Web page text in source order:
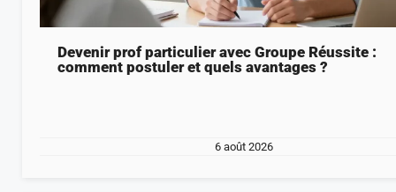
Devenir prof particulier avec Groupe Réussite :
comment postuler et quels avantages ?
6 août 2026